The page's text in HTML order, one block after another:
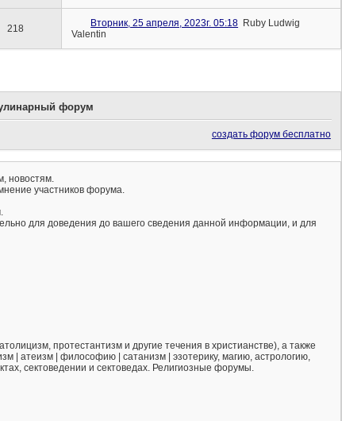
218 Вторник, 25 апреля, 2023г. 05:18 Ruby Ludwig
Valentin
форум
создать форум бесплатно
новостям.
участников форума.
для доведения до вашего сведения данной информации, и для
протестантизм и другие течения в христианстве), а также
| атеизм | философию | сатанизм | эзотерику, магию, астрологию,
сектоведении и сектоведах. Религиозные форумы.